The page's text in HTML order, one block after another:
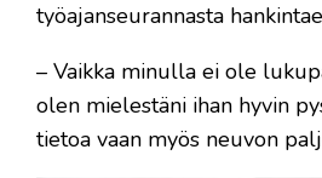
työajanseurannasta
– Vaikka minulla ei ole
olen mielestäni ihan hyvin
tietoa vaan myös neuvon